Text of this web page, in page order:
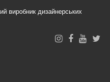
виробник дизайнерських